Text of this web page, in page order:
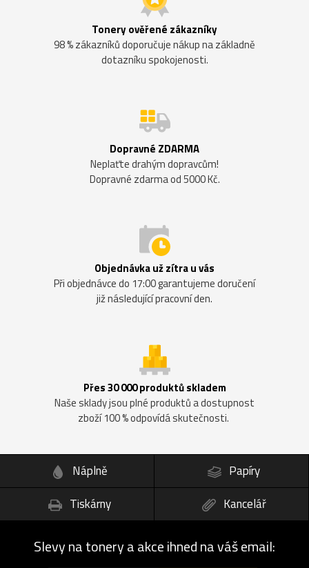
Tonery ověřené zákazníky
98 % zákazníků doporučuje nákup na základně
dotazníku spokojenosti.
Dopravné ZDARMA
Neplaťte drahým dopravcům!
Dopravné zdarma od 5000 Kč.
Objednávka už zítra u vás
Při objednávce do 17:00 garantujeme doručení
již následující pracovní den.
Přes 30 000 produktů skladem
Naše sklady jsou plné produktů a dostupnost
zboží 100 % odpovídá skutečnosti.
Náplně
Papíry
Tiskárny
Kancelář
Slevy na tonery a akce ihned na váš email: